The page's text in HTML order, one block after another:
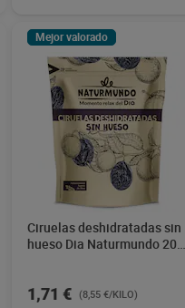
Mejor valorado
Ciruelas deshidratadas sin
hueso Dia Naturmundo 200
1,71 € (8,55 €/KILO)